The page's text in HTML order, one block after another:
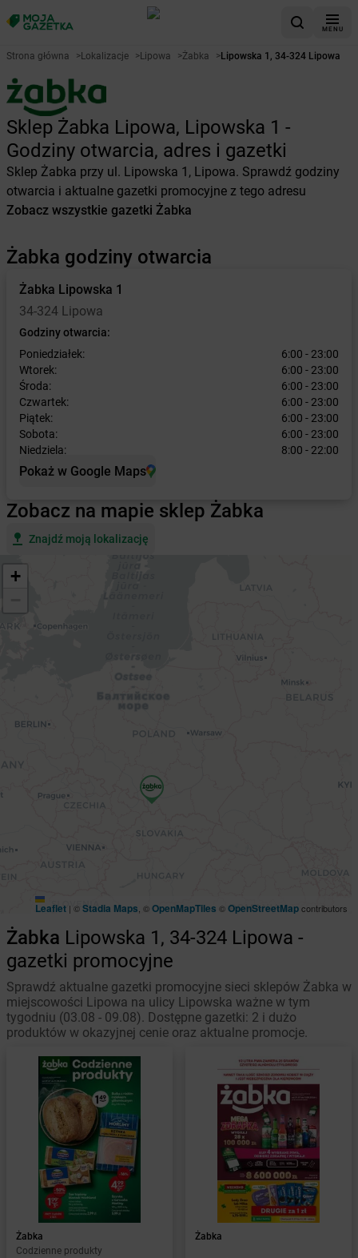
MENU
Strona główna >Lokalizacje >Lipowa >Żabka >Lipowska 1, 34-324 Lipowa
Sklep Żabka Lipowa, Lipowska 1 -
Godziny otwarcia, adres i gazetki
Sklep Żabka przy ul. Lipowska 1, Lipowa. Sprawdź godziny
otwarcia i aktualne gazetki promocyjne z tego adresu
Zobacz wszystkie gazetki Żabka
Żabka godziny otwarcia
Żabka Lipowska 1
34-324 Lipowa
Godziny otwarcia:
Poniedziałek:
6:00 - 23:00
Wtorek:
6:00 - 23:00
Środa:
6:00 - 23:00
Czwartek:
6:00 - 23:00
Piątek:
6:00 - 23:00
Sobota:
6:00 - 23:00
Niedziela:
8:00 - 22:00
Pokaż w Google Maps
Zobacz na mapie sklep Żabka
Znajdź moją lokalizację
+
Leaflet | ©Stadia Maps , ©OpenMapTiles ©OpenStreetMapcontributors
Żabka Lipowska 1, 34-324 Lipowa -
gazetki promocyjne
Sprawdź aktualne gazetki promocyjne sieci sklepów Żabka w
miejscowości Lipowa na ulicy Lipowska ważne w tym
tygodniu (03.08 - 09.08). Dostępne gazetki: 2 i dużo
produktów w okazyjnej cenie oraz aktualne promocje.
Żabka
Codzienne produkty
Żabka